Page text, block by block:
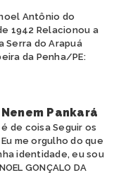
Antônio do
1942 Relacionou a
Serra do Arapuá
da Penha/PE:
Pankará
de coisa Seguir os
me orgulho do que
identidade, eu sou
GONÇALO DA